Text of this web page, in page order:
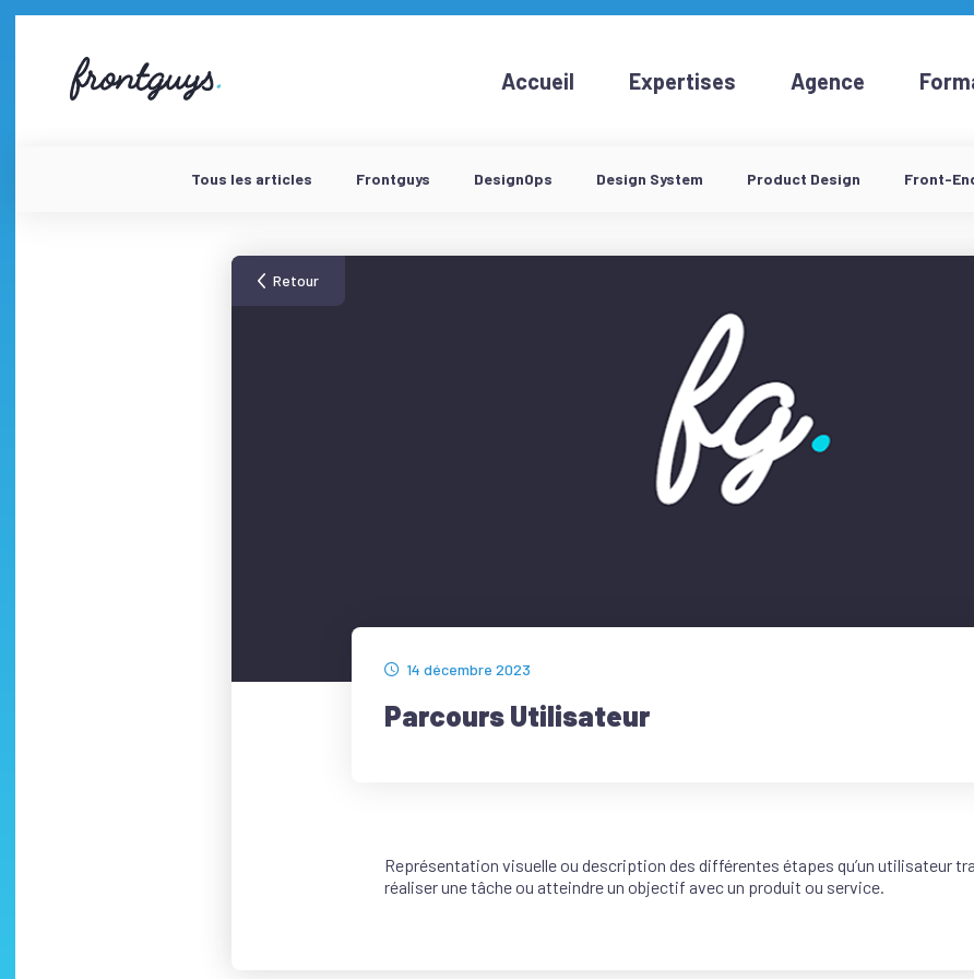
58
bis
Accueil Expertises Agence
Tous les articles Frontguys DesignOps Design System Product Design Front-
Retour
14 décembre 2023
Parcours Utilisateur
Représentation visuelle ou description des différentes étapes qu’un utilisateur
réaliser une tâche ou atteindre un objectif avec un produit ou service.